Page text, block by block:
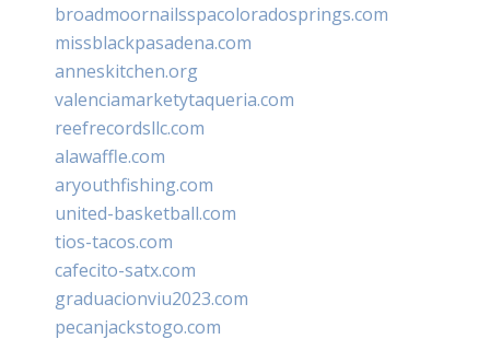
broadmoornailsspacoloradosprings.com
missblackpasadena.com
anneskitchen.org
valenciamarketytaqueria.com
reefrecordsllc.com
alawaffle.com
aryouthfishing.com
united-basketball.com
tios-tacos.com
cafecito-satx.com
graduacionviu2023.com
pecanjackstogo.com